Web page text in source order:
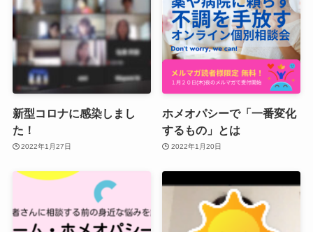
新型コロナに感染しまし
た！
2022年1月27日
ホメオパシーで「一番変化
するもの」とは
2022年1月20日